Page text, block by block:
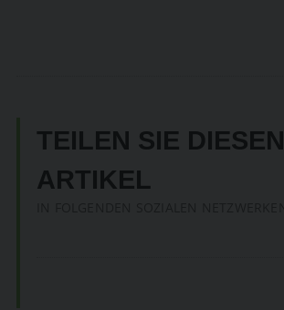
TEILEN SIE DIESEN
ARTIKEL